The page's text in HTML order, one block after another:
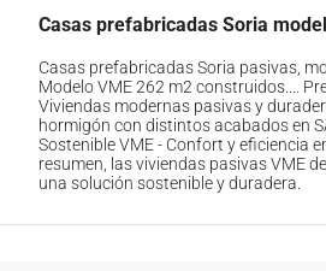
Casas prefabricadas Soria pasivas,
Modelo VME 262 m2 construidos....
Viviendas modernas pasivas y
hormigón con distintos acabados en
Sostenible VME - Confort y eficiencia
resumen, las viviendas pasivas VME
una solución sostenible y duradera.